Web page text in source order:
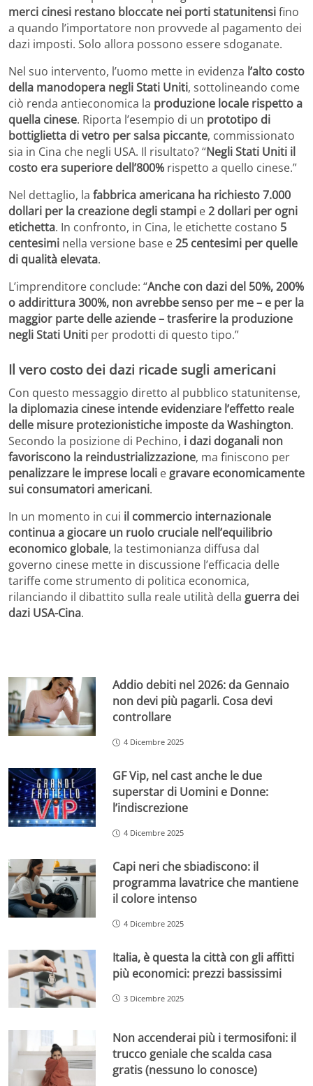
merci cinesi restano bloccate nei porti statunitensifino
a quando l’importatore non provvede al pagamento dei
dazi imposti. Solo allora possono essere sdoganate.
Nel suo intervento, l’uomo mette in evidenza l’alto costo
della manodopera negli Stati Uniti, sottolineando come
ciò renda antieconomica la produzione locale rispetto a
quella cinese. Riporta l’esempio di un prototipo di
bottiglietta di vetro per salsa piccante, commissionato
sia in Cina che negli USA. Il risultato? “Negli Stati Uniti il
costo era superiore dell’800% rispetto a quello cinese.”
Nel dettaglio, la fabbrica americana ha richiesto 7.000
dollari per la creazione degli stampi e2 dollari per ogni
etichetta. In confronto, in Cina, le etichette costano 5
centesimi nella versione base e25 centesimi per quelle
di qualità elevata.
L’imprenditore conclude: “Anche con dazi del 50%, 200%
o addirittura 300%, non avrebbe senso per me – e per la
maggior parte delle aziende – trasferire la produzione
negli Stati Uniti per prodotti di questo tipo.”
Il vero costo dei dazi ricade sugli americani
Con questo messaggio diretto al pubblico statunitense,
la diplomazia cinese intende evidenziare l’effetto reale
delle misure protezionistiche imposte da Washington.
Secondo la posizione di Pechino, i dazi doganali non
favoriscono la reindustrializzazione, ma finiscono per
penalizzare le imprese locali e gravare economicamente
sui consumatori americani.
In un momento in cui il commercio internazionale
continua a giocare un ruolo cruciale nell’equilibrio
economico globale, la testimonianza diffusa dal
governo cinese mette in discussione l’efficacia delle
tariffe come strumento di politica economica,
rilanciando il dibattito sulla reale utilità della guerra dei
dazi USA-Cina.
Addio debiti nel 2026: da Gennaio
non devi più pagarli. Cosa devi
controllare
4 Dicembre 2025
GF Vip, nel cast anche le due
superstar di Uomini e Donne:
l’indiscrezione
4 Dicembre 2025
Capi neri che sbiadiscono: il
programma lavatrice che mantiene
il colore intenso
4 Dicembre 2025
Italia, è questa la città con gli affitti
più economici: prezzi bassissimi
3 Dicembre 2025
Non accenderai più i termosifoni: il
trucco geniale che scalda casa
gratis (nessuno lo conosce)